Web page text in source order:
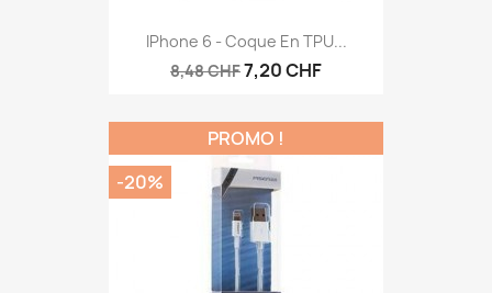
IPhone 6 - Coque En TPU...
8,48 CHF7,20 CHF
PROMO !
-20%